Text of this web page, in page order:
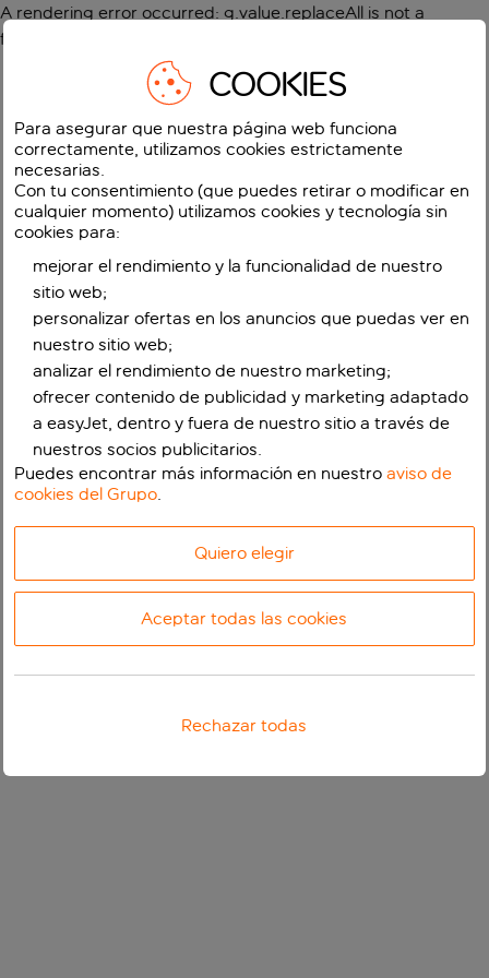
A rendering error occurred: g.value.replaceAll is not a
function
COOKIES
Para asegurar que nuestra página web funciona
correctamente, utilizamos cookies estrictamente
necesarias.
Con tu consentimiento (que puedes retirar o modificar en
cualquier momento) utilizamos cookies y tecnología sin
cookies para:
mejorar el rendimiento y la funcionalidad de nuestro
sitio web;
personalizar ofertas en los anuncios que puedas ver en
nuestro sitio web;
analizar el rendimiento de nuestro marketing;
ofrecer contenido de publicidad y marketing adaptado
a easyJet, dentro y fuera de nuestro sitio a través de
nuestros socios publicitarios.
Puedes encontrar más información en nuestroaviso de
cookies del Grupo.
Quiero elegir
Aceptar todas las cookies
Rechazar todas